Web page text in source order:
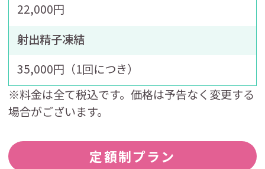
22,000円
射出精子凍結
35,000円（1回につき）
※料金は全て税込です。価格は予告なく変更する
場合がございます。
定額制プラン